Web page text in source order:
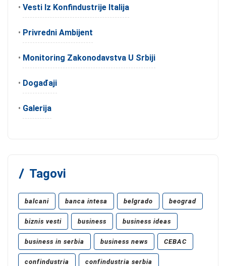
• Vesti Iz Konfindustrije Italija
• Privredni Ambijent
• Monitoring Zakonodavstva U Srbiji
• Događaji
• Galerija
Tagovi
balcani banca intesa belgrado beograd
biznis vesti business business ideas
business in serbia business news CEBAC
confindustria confindustria serbia